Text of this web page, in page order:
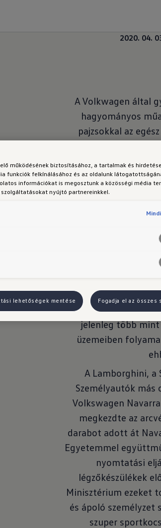
2020. 04.
A Volkwagen által
hagyományos
pajzsokkal az
lehető legmagasabb
a tartókat gyártó
arcmaszkot viselnek.
termelési vezetője
sebességgel
alkatrészeket a
gyártás nem
központokban,
hanem az Audi, a
Porsche, a
haszongépjárművek,
a Volkswagen
jelenleg több
üzemeiben
A Lamborghini, a
Személyautók más
Volkswagen
megkezdte az
darabot adott át
Egyetemmel
nyomtatási
légzőkészülékek
Minisztérium ezeket
és ápoló személyzet
szuper
működésének biztosításához, a tartalmak és
funkciók felkínálásához és az oldalunk
információkat is megosztunk a közösségi média
nyújtó partnereinkkel.
lehetőségek mentése Fogadja el az összes